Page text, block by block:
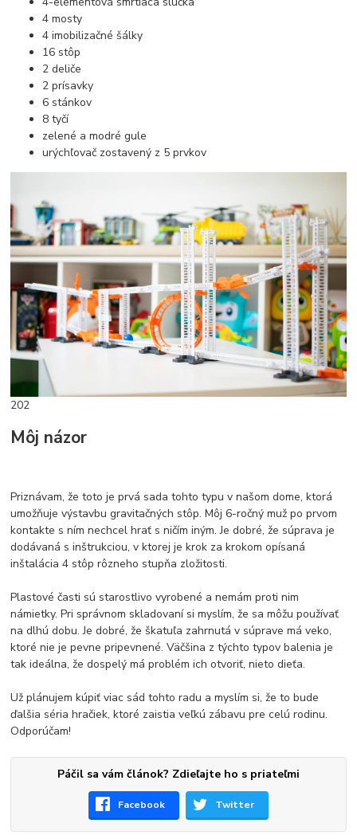
4 mosty
4 imobilizačné šálky
16 stôp
2 deliče
2 prísavky
6 stánkov
8 tyčí
zelené a modré gule
urýchľovač zostavený z 5 prvkov
202
Môj názor
Priznávam, že toto je prvá sada tohto typu v našom dome, ktorá
umožňuje výstavbu gravitačných stôp. Môj 6-ročný muž po prvom
kontakte s ním nechcel hrať s ničím iným. Je dobré, že súprava je
dodávaná s inštrukciou, v ktorej je krok za krokom opísaná
inštalácia 4 stôp rôzneho stupňa zložitosti.
Plastové časti sú starostlivo vyrobené a nemám proti nim
námietky. Pri správnom skladovaní si myslím, že sa môžu používať
na dlhú dobu. Je dobré, že škatuľa zahrnutá v súprave má veko,
ktoré nie je pevne pripevnené. Väčšina z týchto typov balenia je
tak ideálna, že dospelý má problém ich otvoriť, nieto dieťa.
Už plánujem kúpiť viac sád tohto radu a myslím si, že to bude
ďalšia séria hračiek, ktoré zaistia veľkú zábavu pre celú rodinu.
Odporúčam!
Páčil sa vám článok? Zdieľajte ho s priateľmi
Facebook Twitter